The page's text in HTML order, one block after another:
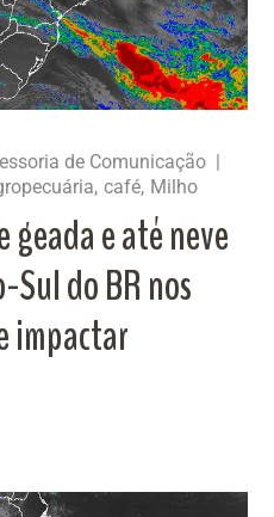
de Comunicação
café Milho
geada e até neve
Sul do BR nos
impactar